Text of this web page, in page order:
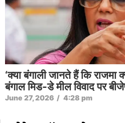
‘क्या बंगाली जानते हैं कि राजमा
बंगाल मिड-डे मील विवाद पर
June 27, 2026 / 4:28 pm